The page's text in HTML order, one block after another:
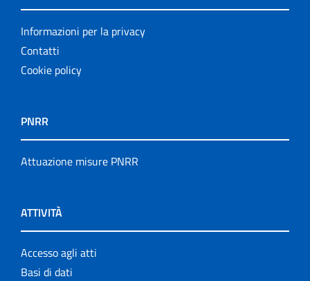
Informazioni per la privacy
Contatti
Cookie policy
PNRR
Attuazione misure PNRR
ATTIVITÀ
Accesso agli atti
Basi di dati